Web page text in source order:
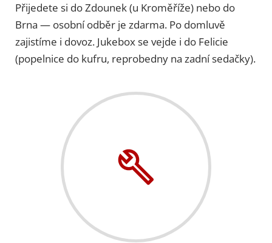
Přijedete si do Zdounek (u Kroměříže) nebo do
Brna — osobní odběr je zdarma. Po domluvě
zajistíme i dovoz. Jukebox se vejde i do Felicie
(popelnice do kufru, reprobedny na zadní sedačky).